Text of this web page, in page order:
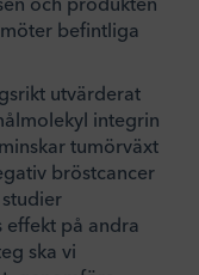
befintliga
utvärderat
integrin
tumörväxt
bröstcancer
effekt på andra
ska vi